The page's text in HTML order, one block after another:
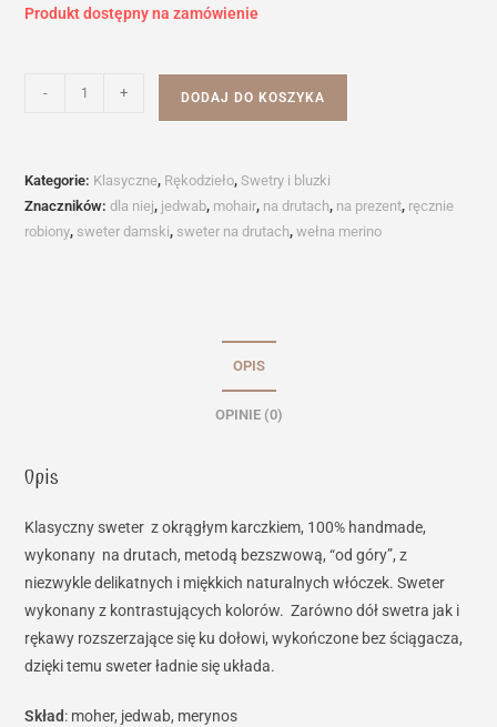
Produkt dostępny na zamówienie
karczkiem
No
- + DODAJ DO KOSZYKA
Kategorie: Klasyczne, Rękodzieło,Swetry i bluzki
Znaczników:dla niej, jedwab, mohair, na drutach, na prezent, ręcznie
robiony, sweter damski, sweter na drutach,wełna merino
OPIS
OPINIE (0)
Opis
Klasyczny sweter z okrągłym karczkiem, 100% handmade,
wykonany na drutach, metodą bezszwową, “od góry”, z
niezwykle delikatnych i miękkich naturalnych włóczek. Sweter
wykonany z kontrastujących kolorów. Zarówno dół swetra jak i
rękawy rozszerzające się ku dołowi, wykończone bez ściągacza,
dzięki temu sweter ładnie się układa.
Skład: moher, jedwab, merynos